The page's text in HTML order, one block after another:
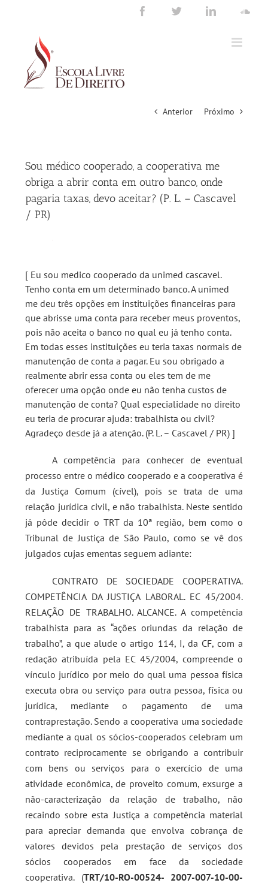
LinkedIn
Twitter
Facebook
Anterior Próximo
Sou médico cooperado, a cooperativa me
obriga a abrir conta em outro banco, onde
pagaria taxas, devo aceitar? (P. L. – Cascavel
/ PR)
[ Eu sou medico cooperado da unimed cascavel.
Tenho conta em um determinado banco. A unimed
me deu três opções em instituições financeiras para
que abrisse uma conta para receber meus proventos,
pois não aceita o banco no qual eu já tenho conta.
Em todas esses instituições eu teria taxas normais de
manutenção de conta a pagar. Eu sou obrigado a
realmente abrir essa conta ou eles tem de me
oferecer uma opção onde eu não tenha custos de
manutenção de conta? Qual especialidade no direito
eu teria de procurar ajuda: trabalhista ou civil?
Agradeço desde já a atenção. (P. L. – Cascavel / PR) ]
A competência para conhecer de eventual
processo entre o médico cooperado e a cooperativa é
da Justiça Comum (cível), pois se trata de uma
relação jurídica civil, e não trabalhista. Neste sentido
já pôde decidir o TRT da 10ª região, bem como o
Tribunal de Justiça de São Paulo, como se vê dos
julgados cujas ementas seguem adiante:
CONTRATO DE SOCIEDADE COOPERATIVA.
COMPETÊNCIA DA JUSTIÇA LABORAL. EC 45/2004.
RELAÇÃO DE TRABALHO. ALCANCE. A competência
trabalhista para as “ações oriundas da relação de
trabalho”, a que alude o artigo 114, I, da CF, com a
redação atribuída pela EC 45/2004, compreende o
vínculo jurídico por meio do qual uma pessoa física
executa obra ou serviço para outra pessoa, física ou
jurídica, mediante o pagamento de uma
contraprestação. Sendo a cooperativa uma sociedade
mediante a qual os sócios-cooperados celebram um
contrato reciprocamente se obrigando a contribuir
com bens ou serviços para o exercício de uma
atividade econômica, de proveito comum, exsurge a
não-caracterização da relação de trabalho, não
recaindo sobre esta Justiça a competência material
para apreciar demanda que envolva cobrança de
valores devidos pela prestação de serviços dos
sócios cooperados em face da sociedade
cooperativa. (TRT/10-RO-00524- 2007-007-10-00-